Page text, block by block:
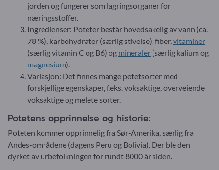
jorden og fungerer som lagringsorganer for
næringsstoffer.
Ingredienser: Poteter består hovedsakelig av vann (ca.
78 %), karbohydrater (særlig stivelse), fiber, vitaminer
(særlig vitamin C og B6) og mineraler (særlig kalium og
magnesium).
Variasjon: Det finnes mange potetsorter med
forskjellige egenskaper, f.eks. voksaktige, overveiende
voksaktige og melete sorter.
Potetens opprinnelse og historie:
Poteten kommer opprinnelig fra Sør-Amerika, særlig fra
Andes-områdene (dagens Peru og Bolivia). Der ble den
dyrket av urbefolkningen for rundt 8000 år siden.